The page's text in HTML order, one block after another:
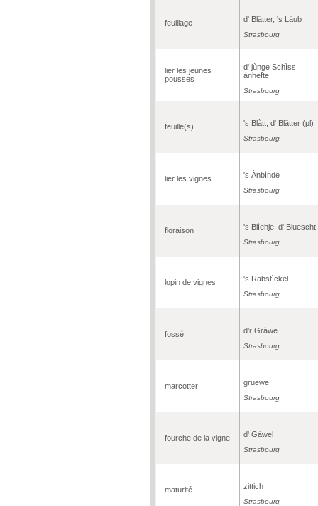
feuillage d' Blätter, 's Läub
Strasbourg
lier les jeunes
pousses
d' jùnge Schìss
ànhefte
Strasbourg
feuille(s) 's Blàtt, d' Blätter (pl)
Strasbourg
lier les vignes 's Ànbìnde
Strasbourg
floraison 's Blìehje, d' Bluescht
Strasbourg
lopin de vignes 's Rabstìckel
Strasbourg
fossé d'r Gràwe
Strasbourg
marcotter gruewe
Strasbourg
fourche de la vigne d' Gàwel
Strasbourg
maturité zittich
Strasbourg